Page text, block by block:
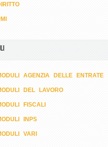
AGENZIA DELLE ENTRATE
DEL LAVORO
FISCALI
INPS
VARI